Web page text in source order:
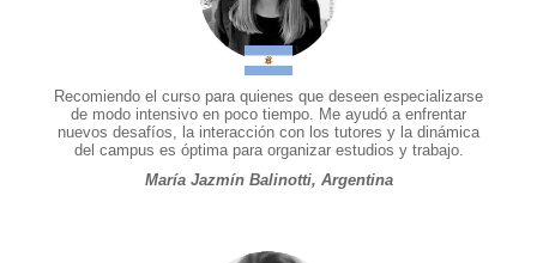
Recomiendo el curso para quienes que deseen especializarse
de modo intensivo en poco tiempo. Me ayudó a enfrentar
nuevos desafíos, la interacción con los tutores y la dinámica
del campus es óptima para organizar estudios y trabajo.
María Jazmín Balinotti, Argentina